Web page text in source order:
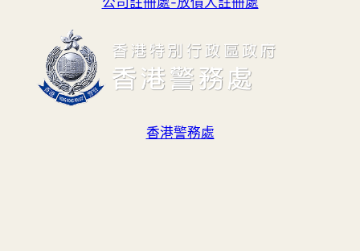
香港警務處